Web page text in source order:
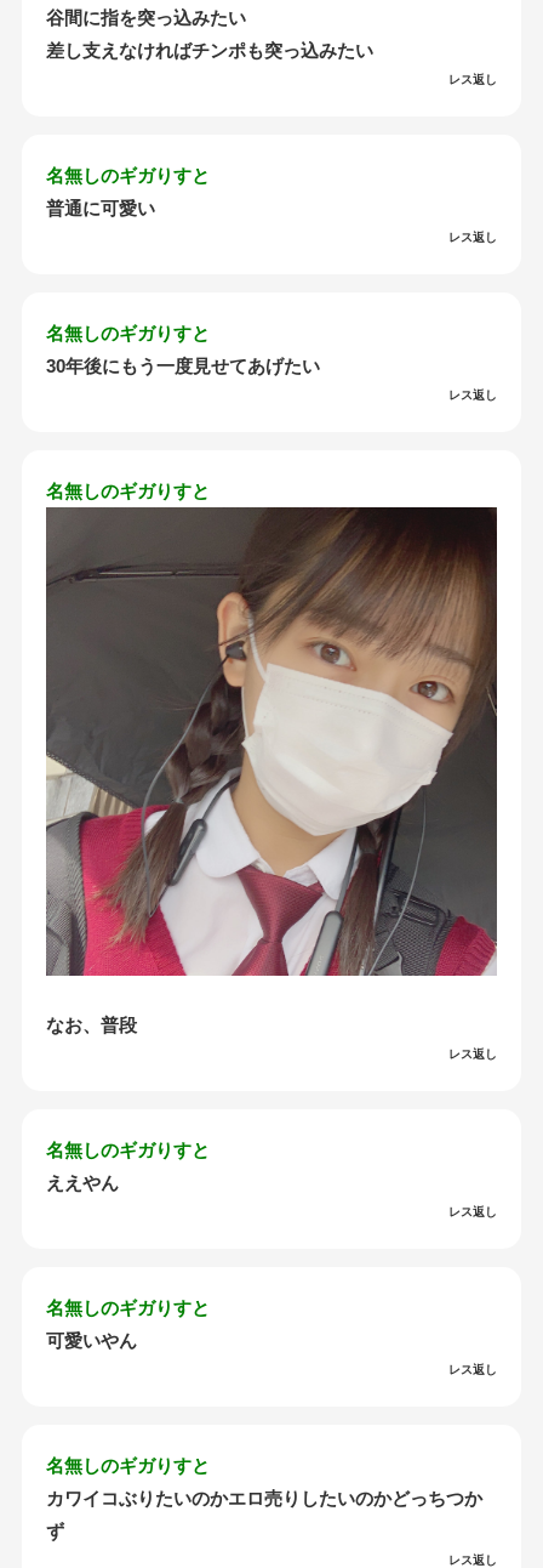
谷間に指を突っ込みたい
差し支えなければチンポも突っ込みたい
レス返し
名無しのギガりすと
普通に可愛い
レス返し
名無しのギガりすと
30年後にもう一度見せてあげたい
レス返し
名無しのギガりすと
なお、普段
レス返し
名無しのギガりすと
ええやん
レス返し
名無しのギガりすと
可愛いやん
レス返し
名無しのギガりすと
カワイコぶりたいのかエロ売りしたいのかどっちつか
ず
レス返し